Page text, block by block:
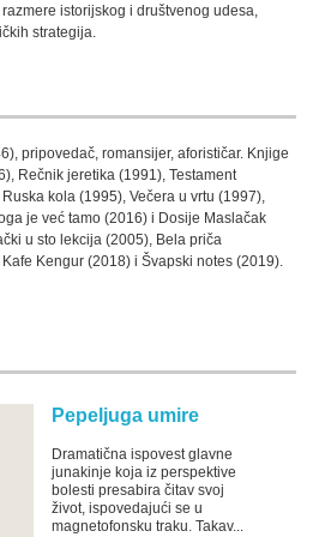
istorijskog i društvenog udesa,
strategija.
pripovedač, romansijer, aforističar. Knjige
Rečnik jeretika (1991), Testament
kola (1995), Večera u vrtu (1997),
je već tamo (2016) i Dosije Maslačak
u sto lekcija (2005), Bela priča
Kengur (2018) i Švapski notes (2019).
Pepeljuga umire
Dramatična ispovest glavne
junakinje koja iz perspektive
bolesti presabira čitav svoj
život, ispovedajući se u
magnetofonsku traku. Takav...